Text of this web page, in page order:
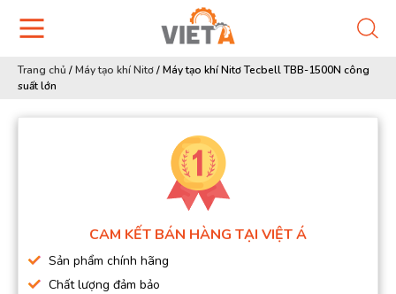
Trang chủ /Máy tạo khí Nitơ/Máy tạo khí Nitơ Tecbell TBB-1500N công
suất lớn
CAM KẾT BÁN HÀNG TẠI VIỆT Á
Sản phẩm chính hãng
Chất lượng đảm bảo